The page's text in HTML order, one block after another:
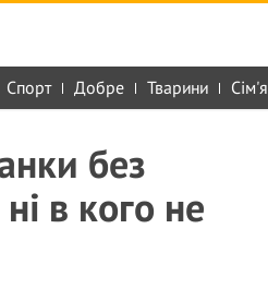
Спорт Добре Тварини Сім'я
без
в кого не